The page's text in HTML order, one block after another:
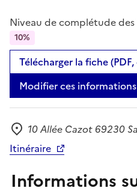
Niveau de complétude
10%
Télécharger la fiche
Modifier ces informations
Adresse
10 Allée Cazot 69230
Itinéraire
Informations